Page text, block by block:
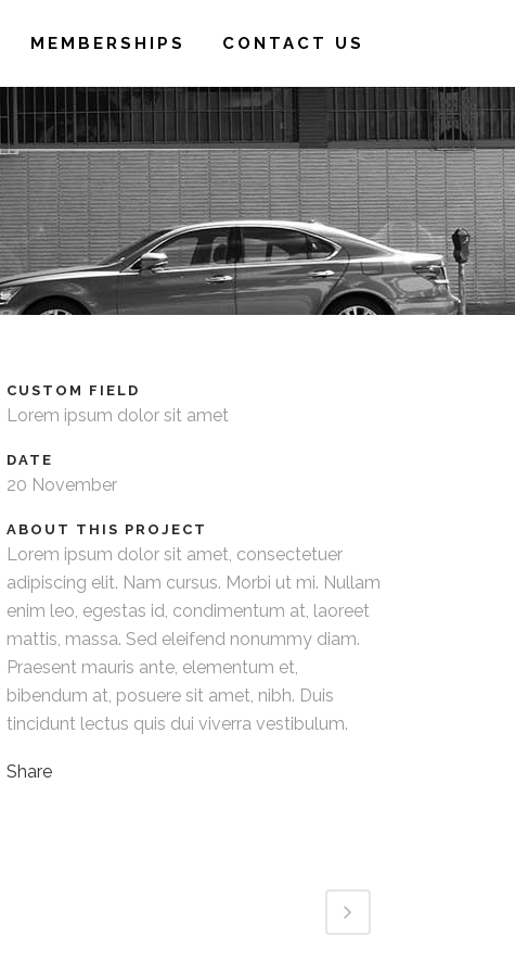
MEMBERSHIPS CONTACT US
CUSTOM FIELD
Lorem ipsum dolor sit amet
DATE
20 November
ABOUT THIS PROJECT
Lorem ipsum dolor sit amet, consectetuer
adipiscing elit. Nam cursus. Morbi ut mi. Nullam
enim leo, egestas id, condimentum at, laoreet
mattis, massa. Sed eleifend nonummy diam.
Praesent mauris ante, elementum et,
bibendum at, posuere sit amet, nibh. Duis
tincidunt lectus quis dui viverra vestibulum.
Share